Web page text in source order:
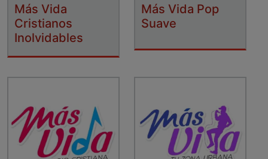
Más Vida
Cristianos
Inolvidables
Más Vida Pop
Suave